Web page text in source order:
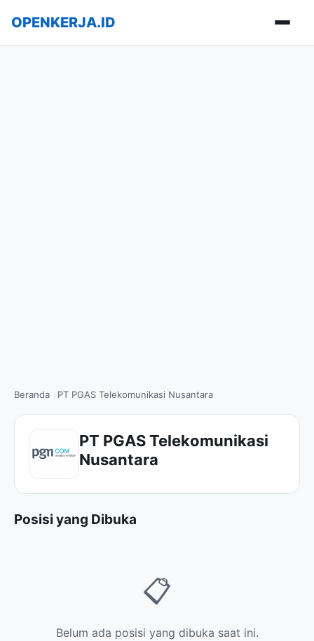
OPENKERJA.ID
Beranda PT PGAS Telekomunikasi Nusantara
PT PGAS Telekomunikasi
Nusantara
Posisi yang Dibuka
📋
Belum ada posisi yang dibuka saat ini.